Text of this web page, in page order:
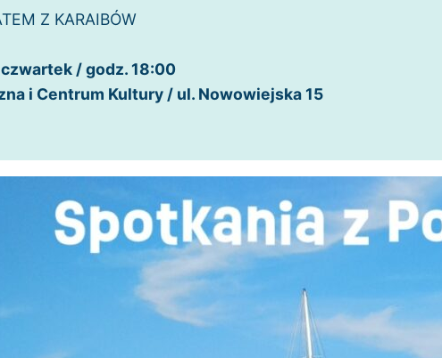
Z KARAIBÓW
/ godz. 18:00
i Centrum Kultury / ul. Nowowiejska 15